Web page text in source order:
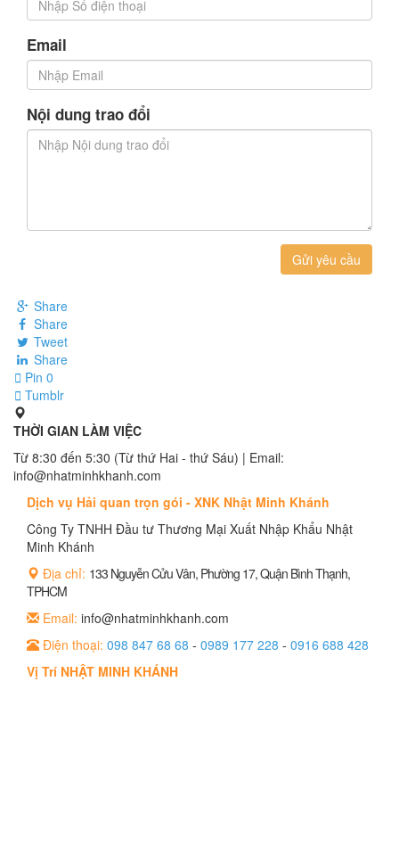
Email
Nội dung trao đổi
Gửi yêu cầu
Share
Share
Tweet
Share
Pin 0
Tumblr
THỜI GIAN LÀM VIỆC
Từ 8:30 đến 5:30 (Từ thứ Hai - thứ Sáu) | Email:
info@nhatminhkhanh.com
Dịch vụ Hải quan trọn gói - XNK Nhật Minh Khánh
Công Ty TNHH Đầu tư Thương Mại Xuất Nhập Khẩu Nhật
Minh Khánh
Địa chỉ: 133 Nguyễn Cửu Vân, Phường 17, Quận Bình Thạnh,
TPHCM
Email: info@nhatminhkhanh.com
Điện thoại: 098 847 68 68 - 0989 177 228 - 0916 688 428
Vị Trí NHẬT MINH KHÁNH